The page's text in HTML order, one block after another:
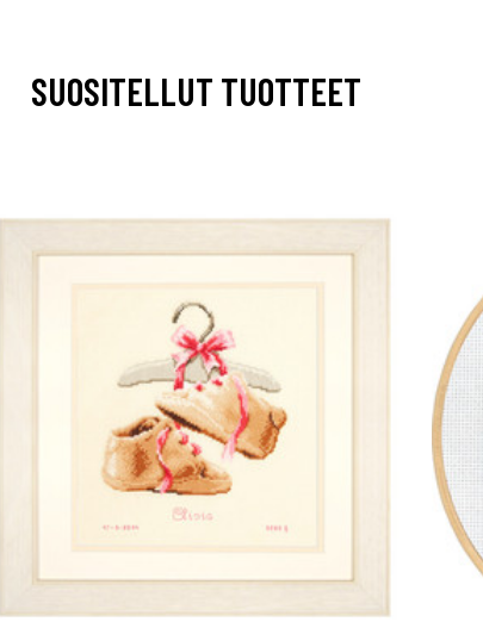
SUOSITELLUT TUOTTEET